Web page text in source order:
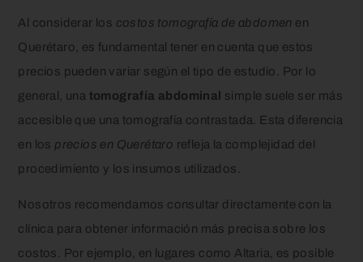
Al considerar los costos tomografía de abdomen en
Querétaro, es fundamental tener en cuenta que estos
precios pueden variar según el tipo de estudio. Por lo
general, una tomografía abdominal
simple suele ser más
accesible que una tomografía contrastada. Esta diferencia
en los precios en Querétaro refleja la complejidad del
procedimiento y los insumos utilizados.
Nosotros recomendamos consultar directamente con la
clínica para obtener información más precisa sobre los
costos. Por ejemplo, en lugares como Altaria, es posible